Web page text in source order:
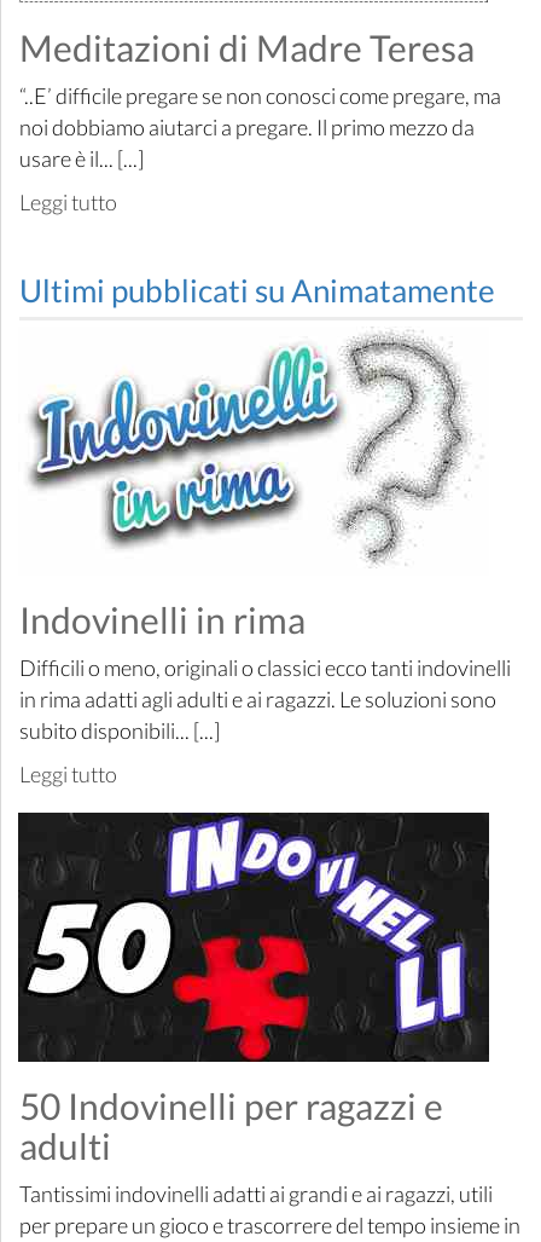
Meditazioni di Madre Teresa
“..E’ difficile pregare se non conosci come pregare, ma
noi dobbiamo aiutarci a pregare. Il primo mezzo da
usare è il... [...]
Leggi tutto
Ultimi pubblicati su Animatamente
Indovinelli in rima
Difficili o meno, originali o classici ecco tanti indovinelli
in rima adatti agli adulti e ai ragazzi. Le soluzioni sono
subito disponibili... [...]
Leggi tutto
50 Indovinelli per ragazzi e
adulti
Tantissimi indovinelli adatti ai grandi e ai ragazzi, utili
per prepare un gioco e trascorrere del tempo insieme in